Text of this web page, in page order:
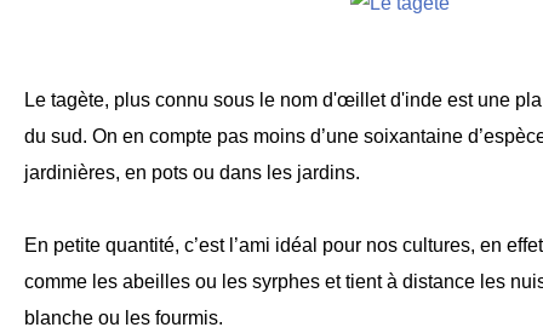
Le tagète, plus connu sous le nom d'œillet d'inde est une
du sud. On en compte pas moins d’une soixantaine
jardinières, en pots ou dans les jardins.
En petite quantité, c’est l’ami idéal pour nos cultures, en
comme les abeilles ou les syrphes et tient à distance les
blanche ou les fourmis.